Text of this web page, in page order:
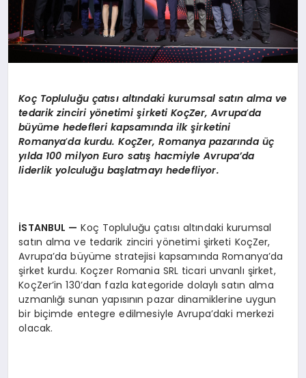
Koç Topluluğu çatısı altındaki kurumsal satın alma ve
tedarik zinciri yönetimişirketi KoçZer, Avrupa’da
büyüme hedefleri kapsamında ilkşirketini
Romanya’da kurdu. KoçZer, Romanya pazarında üç
yılda 100 milyon Euro satışhacmiyle Avrupa’da
liderlik yolculuğu başlatmayı hedefliyor.
İSTANBUL — Koç Topluluğu çatısı altındaki kurumsal
satın alma ve tedarik zinciri yönetimi şirketi KoçZer,
Avrupa’da büyüme stratejisi kapsamında Romanya’da
şirket kurdu. Koçzer Romania SRL ticari unvanlı şirket,
KoçZer’in 130’dan fazla kategoride dolaylı satın alma
uzmanlığı sunan yapısının pazar dinamiklerine uygun
bir biçimde entegre edilmesiyle Avrupa’daki merkezi
olacak.